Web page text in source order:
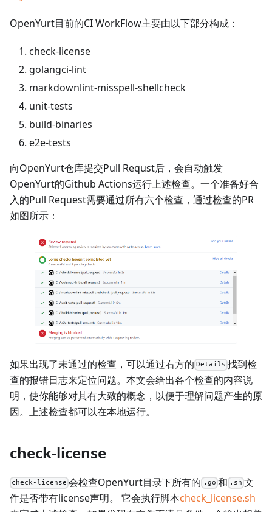
OpenYurt目前的CI WorkFlow主要由以下部分构成：
check-license
golangci-lint
markdownlint-misspell-shellcheck
unit-tests
build-binaries
e2e-tests
向OpenYurt仓库提交Pull Requst后，会自动触发
OpenYurt的Github Actions运行上述检查。一个准备好合
入的Pull Request需要通过所有六个检查，通过检查的PR
如图所示：
如果出现了未通过的检查，可以通过右方的 Details 找到检
查的报错日志来定位问题。本文会给出各个检查的内容说
明，使你能够对其有大致的概念，以便于理解问题产生的原
因。上述检查都可以在本地运行。
check-license
check-license 会检查OpenYurt目录下所有的 .go 和 .sh 文
件是否带有license声明。 它会执行脚本check_license.sh